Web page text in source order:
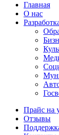
Главная
О нас
Прайс на
Отзывы